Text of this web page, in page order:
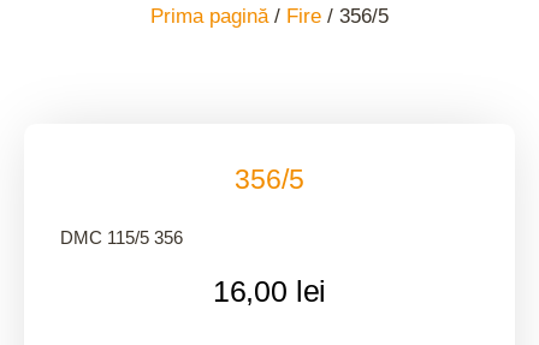
Prima pagină/ Fire / 356/5
356/5
DMC 115/5 356
16,00 lei